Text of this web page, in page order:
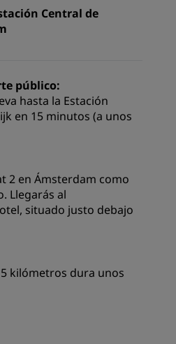
Central de
público:
hasta la Estación
en 15 minutos (a unos
2 en Ámsterdam como
Llegarás al
situado justo debajo
kilómetros dura unos